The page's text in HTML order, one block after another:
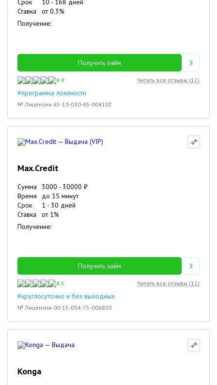
Срок
10 - 168 дней
Ставка
от0.3%
Получение:
Получить займ
4.8 Читать все отзывы (12)
#программа лоялности
№ Лицензии 65-13-030-45-004102
Max.Credit
Сумма 3000 - 30000 ₽
Время
до 15 минут
Срок
1 - 30 дней
Ставка
от 1%
Получение:
Получить займ
4.5 Читать все отзывы (11)
#круглосуточно и без выходных
№ Лицензии 00-15-034-75-006803
Konga